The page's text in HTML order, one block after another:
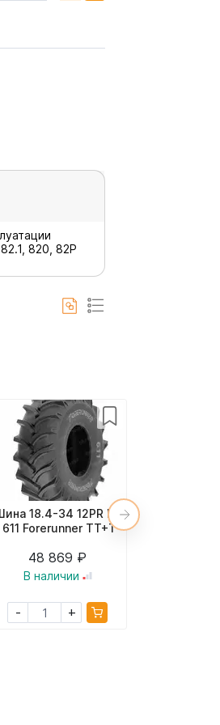
820, 82Р
18.4-34 12PR R-
611 Forerunner TT+Т
48 869 ₽
В наличии
- +